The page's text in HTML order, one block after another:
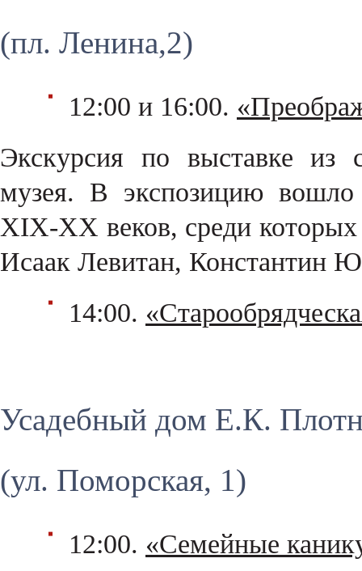
(пл. Ленина,2)
12:00 и 16:00.
Экскурсия по выставке из
музея. В экспозицию вошло
XIX-XX веков, среди
Исаак Левитан, Константин
14:00.
Усадебный дом Е.К.
(ул. Поморская, 1)
12:00. «Семейные